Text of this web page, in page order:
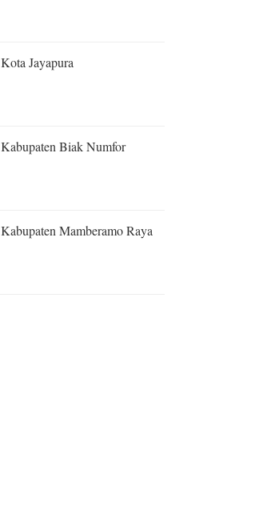
Kota Jayapura
Kabupaten Biak Numfor
Kabupaten Mamberamo Raya